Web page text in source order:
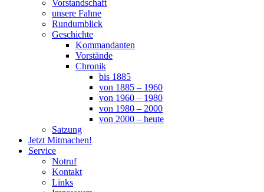
Vorstandschaft
unsere Fahne
Rundumblick
Geschichte
Kommandanten
Vorstände
Chronik
bis 1885
von 1885 – 1960
von 1960 – 1980
von 1980 – 2000
von 2000 – heute
Satzung
Jetzt Mitmachen!
Service
Notruf
Kontakt
Links